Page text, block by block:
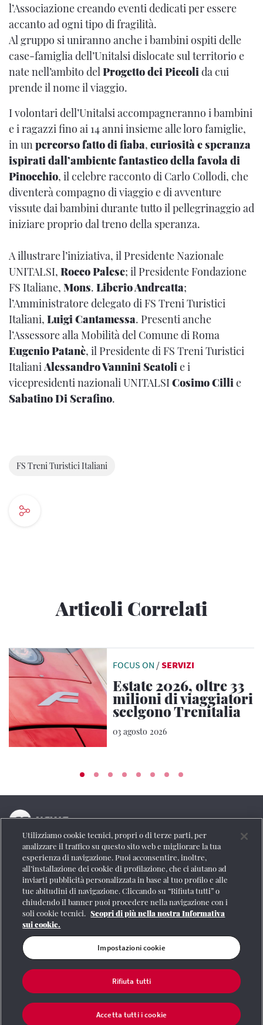
l’Associazione creando eventi dedicati per essere
accanto ad ogni tipo di fragilità.
Al gruppo si uniranno anche i bambini ospiti delle
case-famiglia dell’Unitalsi dislocate sul territorio e
nate nell’ambito del Progetto dei Piccoli da cui
prende il nome il viaggio.
I volontari dell’Unitalsi accompagneranno i bambini
e i ragazzi fino ai 14 anni insieme alle loro famiglie,
in un percorso fatto di fiaba, curiosità e speranza
ispirati dall’ambiente fantastico della favola di
Pinocchio, il celebre racconto di Carlo Collodi, che
diventerà compagno di viaggio e di avventure
vissute dai bambini durante tutto il pellegrinaggio ad
iniziare proprio dal treno della speranza.
A illustrare l’iniziativa, il Presidente Nazionale
UNITALSI, Rocco Palese; il Presidente Fondazione
FS Italiane, Mons. Liberio Andreatta;
l’Amministratore delegato di FS Treni Turistici
Italiani, Luigi Cantamessa. Presenti anche
l’Assessore alla Mobilità del Comune di Roma
Eugenio Patanè, il Presidente di FS Treni Turistici
Italiani Alessandro Vannini Scatoli e i
vicepresidenti nazionali UNITALSICosimo Cilli e
Sabatino Di Serafino.
FS Treni Turistici Italiani
Articoli Correlati
FOCUS ON /SERVIZI
Estate 2026, oltre 33
milioni di viaggiatori
scelgono Trenitalia
03 agosto 2026
La testata online del Gruppo FS Italiane
Social
Se vuoi contattarci o avere altre informazioni
CONTATTI
Registrazione Tribunale di Roma n° 204/2009
| |Credits | Protezione dei dati personali
Partita
Iva 06359501001
Utilizziamo cookie tecnici, propri o di terze parti, per
analizzare il traffico su questo sito web e migliorare la tua
esperienza di navigazione. Puoi acconsentire, inoltre,
all’installazione dei cookie di profilazione, che ci aiutano ad
inviarti pubblicità personalizzata in base al tuo profilo e alle
tue abitudini di navigazione. Cliccando su “Rifiuta tutti” o
chiudendo il banner puoi procedere nella navigazione con i
soli cookie tecnici. Scopri di più nella nostra Informativa
sui cookie.
Impostazioni cookie
Rifiuta tutti
Accetta tutti i cookie